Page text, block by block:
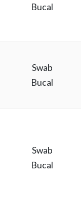
Bucal
Swab
Bucal
Swab
Bucal